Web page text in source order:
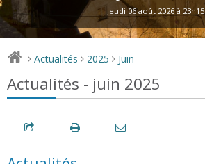
Jeudi 06 août 2026 à 23h15
> Actualités > 2025 > Juin
Actualités - juin 2025